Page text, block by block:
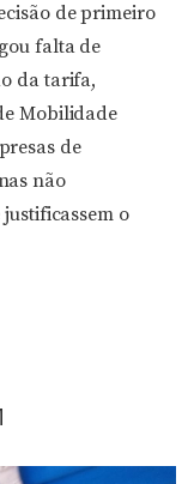
de primeiro
falta de
da tarifa,
Mobilidade
de
não
o